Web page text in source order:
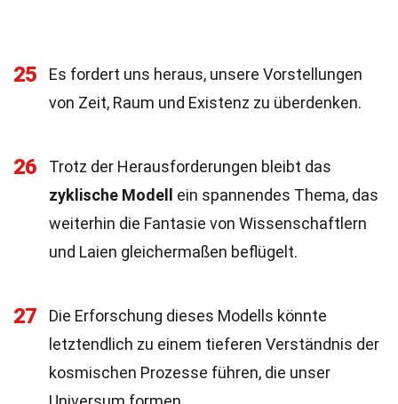
25
Es fordert uns heraus, unsere Vorstellungen
von Zeit, Raum und Existenz zu überdenken.
26
Trotz der Herausforderungen bleibt das
zyklische Modell
ein spannendes Thema, das
weiterhin die Fantasie von Wissenschaftlern
und Laien gleichermaßen beflügelt.
27
Die Erforschung dieses Modells könnte
letztendlich zu einem tieferen Verständnis der
kosmischen Prozesse führen, die unser